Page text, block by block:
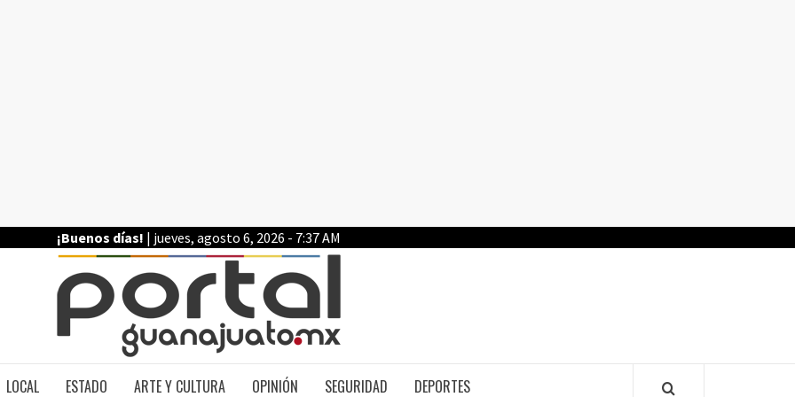
¡Buenos días! | jueves, agosto 6, 2026 - 7:37 AM
LOCAL ESTADO ARTE Y CULTURA OPINIÓN SEGURIDAD DEPORTES